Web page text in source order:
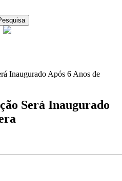
Inaugurado Após 6 Anos de
Será Inaugurado